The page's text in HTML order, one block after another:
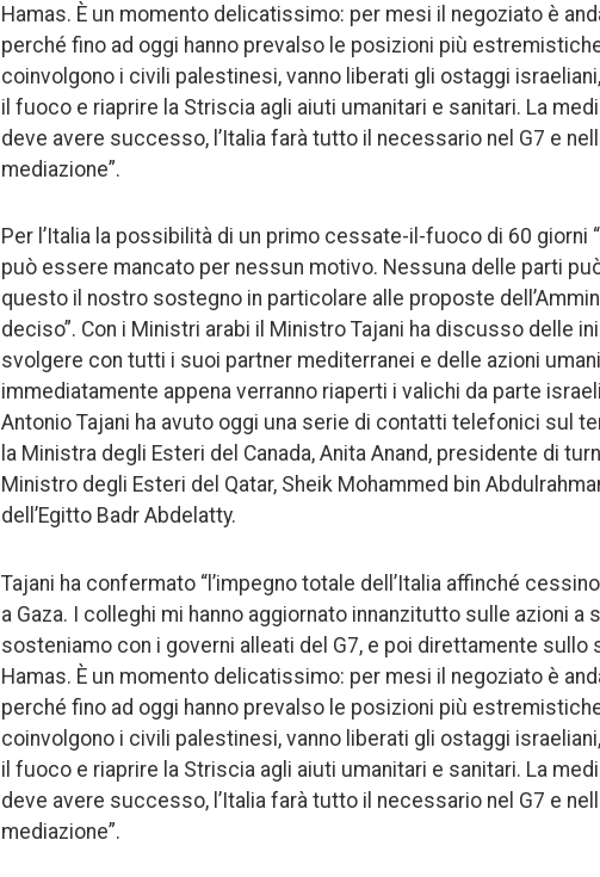
Hamas. È un momento delicatissimo: per mesi il negoziato è
perché fino ad oggi hanno prevalso le posizioni più
coinvolgono i civili palestinesi, vanno liberati gli ostaggi
il fuoco e riaprire la Striscia agli aiuti umanitari e sanitari. La
deve avere successo, l’Italia farà tutto il necessario nel G7 e
mediazione”.
Per l’Italia la possibilità di un primo cessate-il-fuoco di 60 giorni
può essere mancato per nessun motivo. Nessuna delle parti
questo il nostro sostegno in particolare alle proposte
deciso”. Con i Ministri arabi il Ministro Tajani ha discusso delle
svolgere con tutti i suoi partner mediterranei e delle azioni
immediatamente appena verranno riaperti i valichi da parte
Antonio Tajani ha avuto oggi una serie di contatti telefonici sul
la Ministra degli Esteri del Canada, Anita Anand, presidente di
Ministro degli Esteri del Qatar, Sheik Mohammed bin
dell’Egitto Badr Abdelatty.
Tajani ha confermato “l’impegno totale dell’Italia affinché
a Gaza. I colleghi mi hanno aggiornato innanzitutto sulle azioni a
sosteniamo con i governi alleati del G7, e poi direttamente
Hamas. È un momento delicatissimo: per mesi il negoziato è
perché fino ad oggi hanno prevalso le posizioni più
coinvolgono i civili palestinesi, vanno liberati gli ostaggi
il fuoco e riaprire la Striscia agli aiuti umanitari e sanitari. La
deve avere successo, l’Italia farà tutto il necessario nel G7 e
mediazione”.